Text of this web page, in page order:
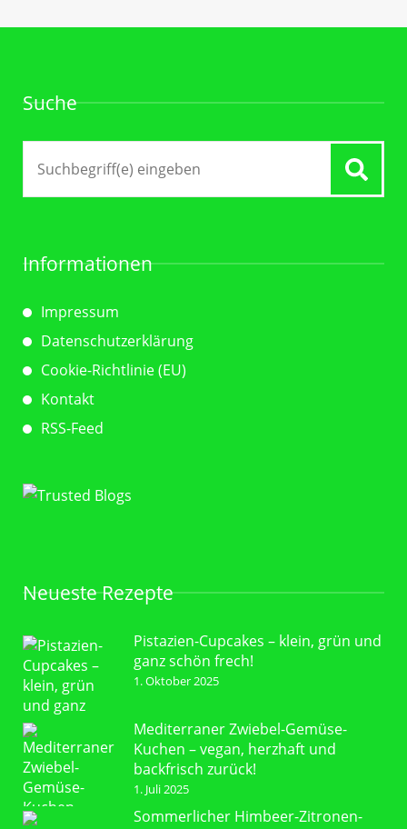
Suche
nach:
Informationen
Impressum
Datenschutzerklärung
Cookie-Richtlinie (EU)
Kontakt
RSS-Feed
Neueste Rezepte
Pistazien-Cupcakes – klein, grün und
ganz schön frech!
1. Oktober 2025
Mediterraner Zwiebel-Gemüse-
Kuchen – vegan, herzhaft und
backfrisch zurück!
1. Juli 2025
Sommerlicher Himbeer-Zitronen-